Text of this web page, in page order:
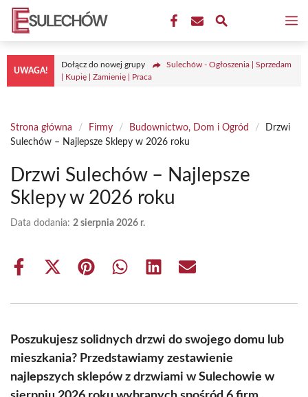
Przejdź
treści
UWAGA!
Dołącz do nowej grupy
Sulechów - Ogłoszenia | Sprzedam
| Kupię | Zamienię | Praca
Strona główna / Firmy / Budownictwo, Dom i Ogród /
Drzwi
Sulechów – Najlepsze Sklepy w 2026 roku
Drzwi Sulechów – Najlepsze
Sklepy w 2026 roku
Data dodania: 2 sierpnia 2026 r.
Share
Share
(Twitter)
Share Share Share Share
Poszukujesz solidnych drzwi do swojego domu lub
mieszkania? Przedstawiamy zestawienie
najlepszych sklepów z drzwiami w Sulechowie w